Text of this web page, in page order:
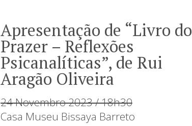
Apresentação de “Livro do
Prazer – Reflexões
Psicanalíticas”, de Rui
Aragão Oliveira
24 Novembro 2023 / 18h30
Casa Museu Bissaya Barreto